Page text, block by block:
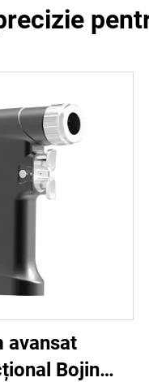
avansat
Bojin